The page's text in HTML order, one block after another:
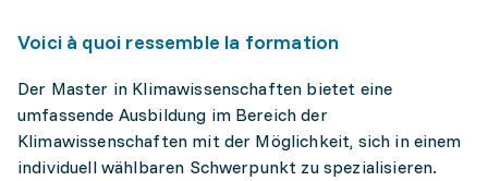
Voici à quoi ressemble la formation
Der Master in Klimawissenschaften bietet eine
umfassende Ausbildung im Bereich der
Klimawissenschaften mit der Möglichkeit, sich in einem
individuell wählbaren Schwerpunkt zu spezialisieren.